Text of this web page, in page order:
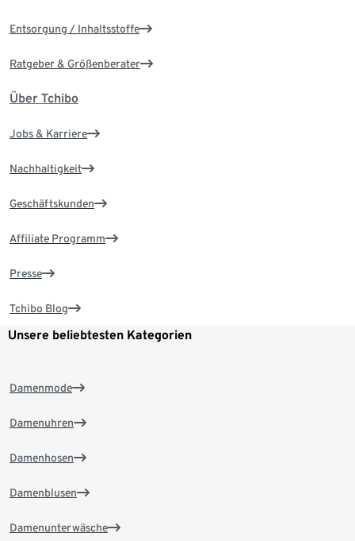
Entsorgung / Inhaltsstoffe
Ratgeber & Größenberater
Über Tchibo
Jobs & Karriere
Nachhaltigkeit
Geschäftskunden
Affiliate Programm
Presse
Tchibo Blog
Unsere beliebtesten Kategorien
Damenmode
Damenuhren
Damenhosen
Damenblusen
Damenunterwäsche